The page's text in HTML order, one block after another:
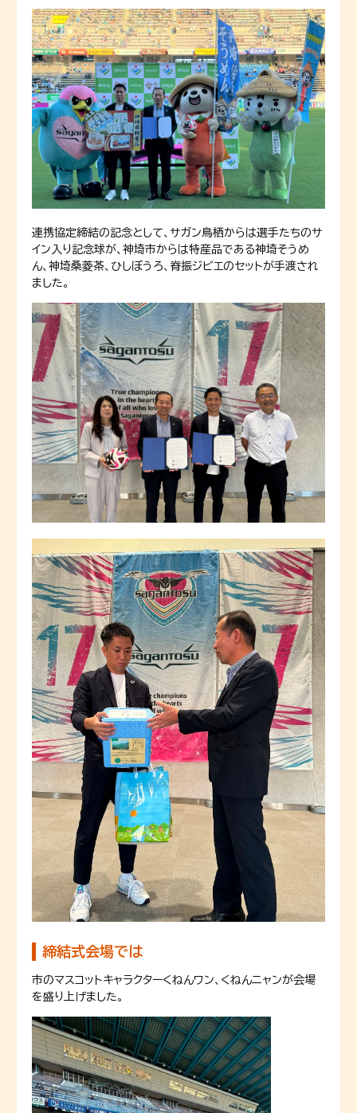
連携協定締結の記念として、サガン鳥栖からは選手たちのサ
イン入り記念球が、神埼市からは特産品である神埼そうめ
ん、神埼桑菱茶、ひしぼうろ、脊振ジビエのセットが手渡され
ました。
締結式会場では
市のマスコットキャラクターくねんワン、くねんニャンが会場
を盛り上げました。